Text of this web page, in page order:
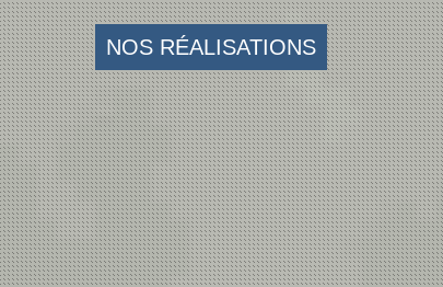
NOS RÉALISATIONS